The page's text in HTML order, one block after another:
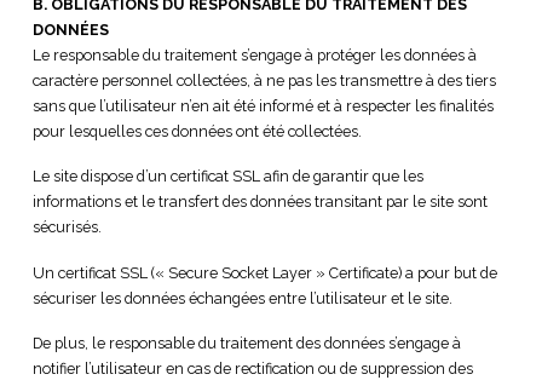
B. OBLIGATIONS DU RESPONSABLE DU TRAITEMENT DES
DONNÉES
Le responsable du traitement s’engage à protéger les données à
caractère personnel collectées, à ne pas les transmettre à des tiers
sans que l’utilisateur n’en ait été informé et à respecter les finalités
pour lesquelles ces données ont été collectées.
Le site dispose d’un certificat SSL afin de garantir que les
informations et le transfert des données transitant par le site sont
sécurisés.
Un certificat SSL (« Secure Socket Layer » Certificate) a pour but de
sécuriser les données échangées entre l’utilisateur et le site.
De plus, le responsable du traitement des données s’engage à
notifier l’utilisateur en cas de rectification ou de suppression des